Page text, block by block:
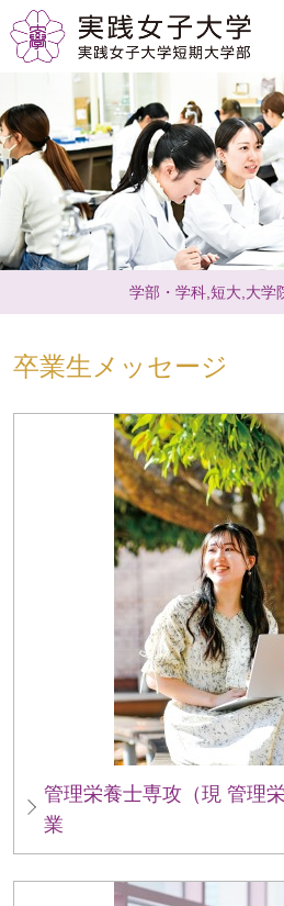
学部・学科,短大,大学
卒業生メッセージ
管理栄養士専攻（現 管理
業